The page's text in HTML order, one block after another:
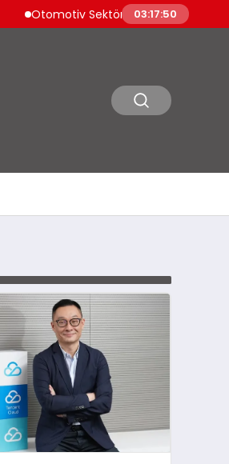
Otomotiv Sektörü Temmuz İhracatında
03:17:51